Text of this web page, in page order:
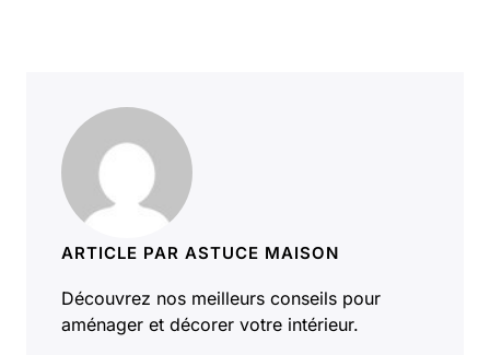
ARTICLE PAR ASTUCE MAISON
Découvrez nos meilleurs conseils pour
aménager et décorer votre intérieur.